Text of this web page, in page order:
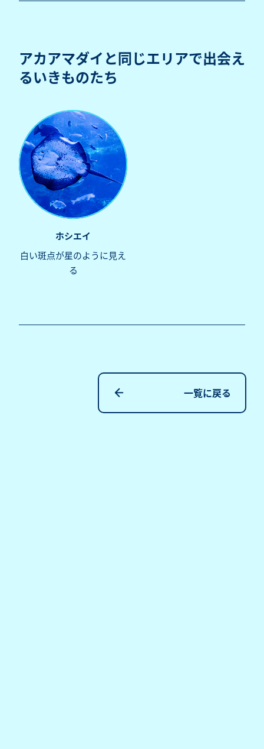
アカアマダイと同じエリアで出会え
るいきものたち
ホシエイ
白い斑点が星のように見え
る
一覧に戻る